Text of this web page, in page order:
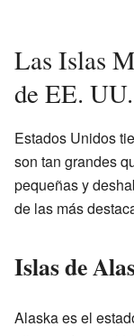
Las Islas
de EE. UU.
Estados Unidos
son tan grandes
pequeñas y
de las más
Islas de
Alaska es el